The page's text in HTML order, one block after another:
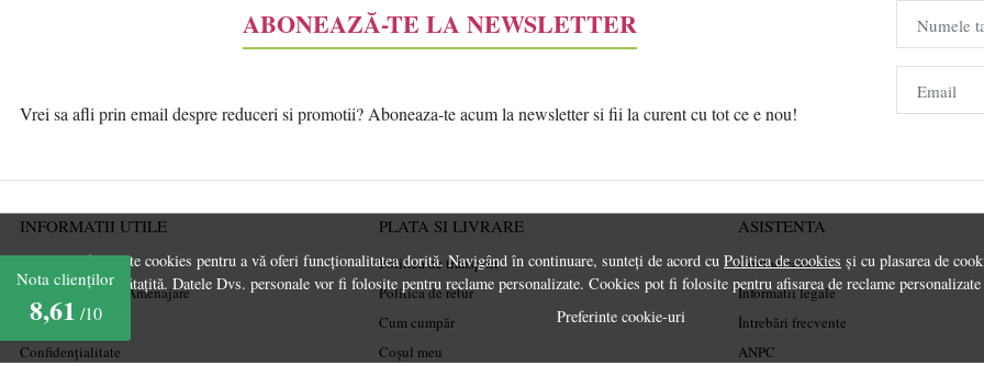
Acest site folosește cookies pentru a vă oferi funcționalitatea dorită. Navigând în continuare, sunteți de acord cu Politica de cookies și cu plasarea de
experiență îmbunătațită. Datele Dvs. personale vor fi folosite pentru reclame personalizate. Cookies pot fi folosite pentru afisarea de reclame
Preferinte cookie-uri
ABONEAZĂ-TE LA NEWSLETTER
Vrei sa afli prin email despre reduceri si promotii? Aboneaza-te acum la newsletter si fii la curent cu tot ce e nou!
Numele
Email
INFORMATII UTILE
Ghiduri și Idei de Amenajare
Termeni și condiții
Confidențialitate
PLATA SI LIVRARE
Politica de transport
Politica de retur
Cum cumpăr
Coșul meu
ASISTENTA
Contactează-ne
Informatii legale
Întrebări frecvente
ANPC
Nota clienților
8,61 /10